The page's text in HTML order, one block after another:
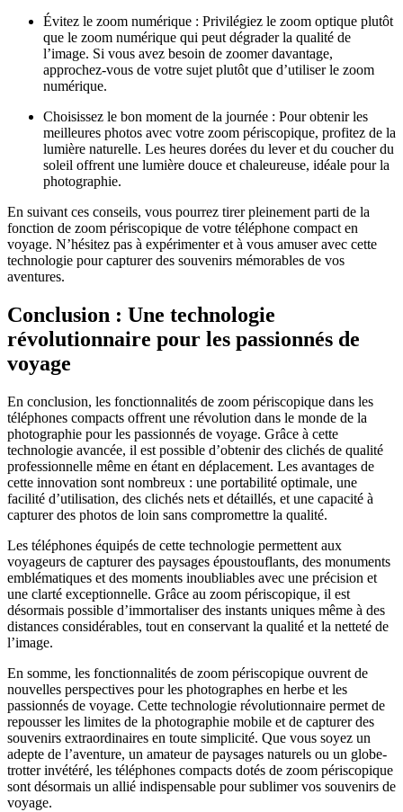
Évitez le zoom numérique : Privilégiez le zoom optique plutôt
que le zoom numérique qui peut dégrader la qualité de
l’image. Si vous avez besoin de zoomer davantage,
approchez-vous de votre sujet plutôt que d’utiliser le zoom
numérique.
Choisissez le bon moment de la journée : Pour obtenir les
meilleures photos avec votre zoom périscopique, profitez de la
lumière naturelle. Les heures dorées du lever et du coucher du
soleil offrent une lumière douce et chaleureuse, idéale pour la
photographie.
En suivant ces conseils, vous pourrez tirer pleinement parti de la
fonction de zoom périscopique de votre téléphone compact en
voyage. N’hésitez pas à expérimenter et à vous amuser avec cette
technologie pour capturer des souvenirs mémorables de vos
aventures.
Conclusion : Une technologie
révolutionnaire pour les passionnés de
voyage
En conclusion, les fonctionnalités de zoom périscopique dans les
téléphones compacts offrent une révolution dans le monde de la
photographie pour les passionnés de voyage. Grâce à cette
technologie avancée, il est possible d’obtenir des clichés de qualité
professionnelle même en étant en déplacement. Les avantages de
cette innovation sont nombreux : une portabilité optimale, une
facilité d’utilisation, des clichés nets et détaillés, et une capacité à
capturer des photos de loin sans compromettre la qualité.
Les téléphones équipés de cette technologie permettent aux
voyageurs de capturer des paysages époustouflants, des monuments
emblématiques et des moments inoubliables avec une précision et
une clarté exceptionnelle. Grâce au zoom périscopique, il est
désormais possible d’immortaliser des instants uniques même à des
distances considérables, tout en conservant la qualité et la netteté de
l’image.
En somme, les fonctionnalités de zoom périscopique ouvrent de
nouvelles perspectives pour les photographes en herbe et les
passionnés de voyage. Cette technologie révolutionnaire permet de
repousser les limites de la photographie mobile et de capturer des
souvenirs extraordinaires en toute simplicité. Que vous soyez un
adepte de l’aventure, un amateur de paysages naturels ou un globe-
trotter invétéré, les téléphones compacts dotés de zoom périscopique
sont désormais un allié indispensable pour sublimer vos souvenirs de
voyage.